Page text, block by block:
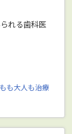
れる歯科医
も大人も治療